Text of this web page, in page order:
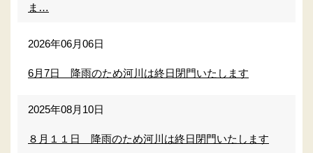
ま…
2026年06月06日
6月7日 降雨のため河川は終日閉門いたします
2025年08月10日
８月１１日 降雨のため河川は終日閉門いたします